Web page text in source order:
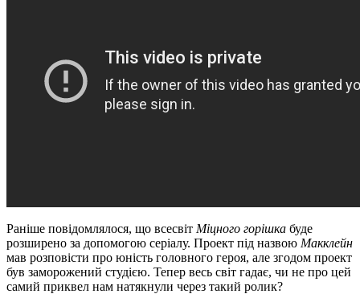
Раніше повідомлялося, що всесвіт Міцного горішка буде
розширено за допомогою серіалу. Проект під назвою Макклейн
мав розповісти про юність головного героя, але згодом проект
був заморожений студією. Тепер весь світ гадає, чи не про цей
самий приквел нам натякнули через такий ролик?